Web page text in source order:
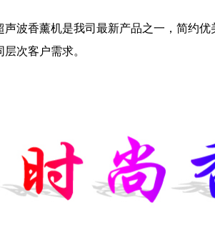
声波香薰机是我司最新产品之一，简约
次客户需求。